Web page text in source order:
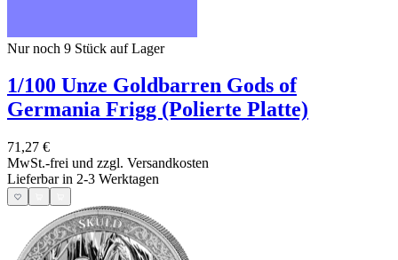
Nur noch 9 Stück auf Lager
1/100 Unze Goldbarren Gods of
Germania Frigg (Polierte Platte)
71,27 €
MwSt.-frei und zzgl. Versandkosten
Lieferbar in 2-3 Werktagen